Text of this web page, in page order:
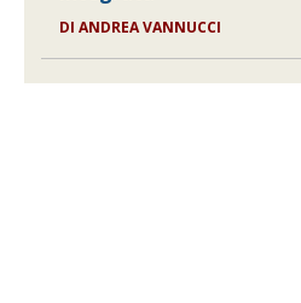
DI ANDREA VANNUCCI